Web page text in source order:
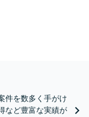
件を数多く手がけ
など豊富な実績が